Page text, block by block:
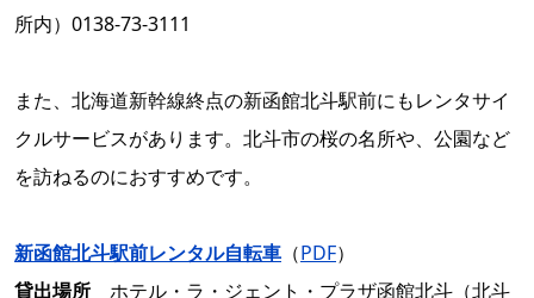
所内）0138-73-3111
また、北海道新幹線終点の新函館北斗駅前にもレンタサイ
クルサービスがあります。北斗市の桜の名所や、公園など
を訪ねるのにおすすめです。
新函館北斗駅前レンタル自転車 （PDF）
貸出場所 ホテル・ラ・ジェント・プラザ函館北斗（北斗